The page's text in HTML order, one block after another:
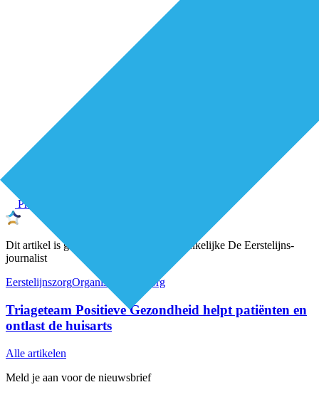
Premium
Dit artikel is geschreven door een onafhankelijke De Eerstelijns-
journalist
EerstelijnszorgOrganisatie van zorg
Triageteam Positieve Gezondheid helpt patiënten en
ontlast de huisarts
Alle artikelen
Meld je aan voor de nieuwsbrief